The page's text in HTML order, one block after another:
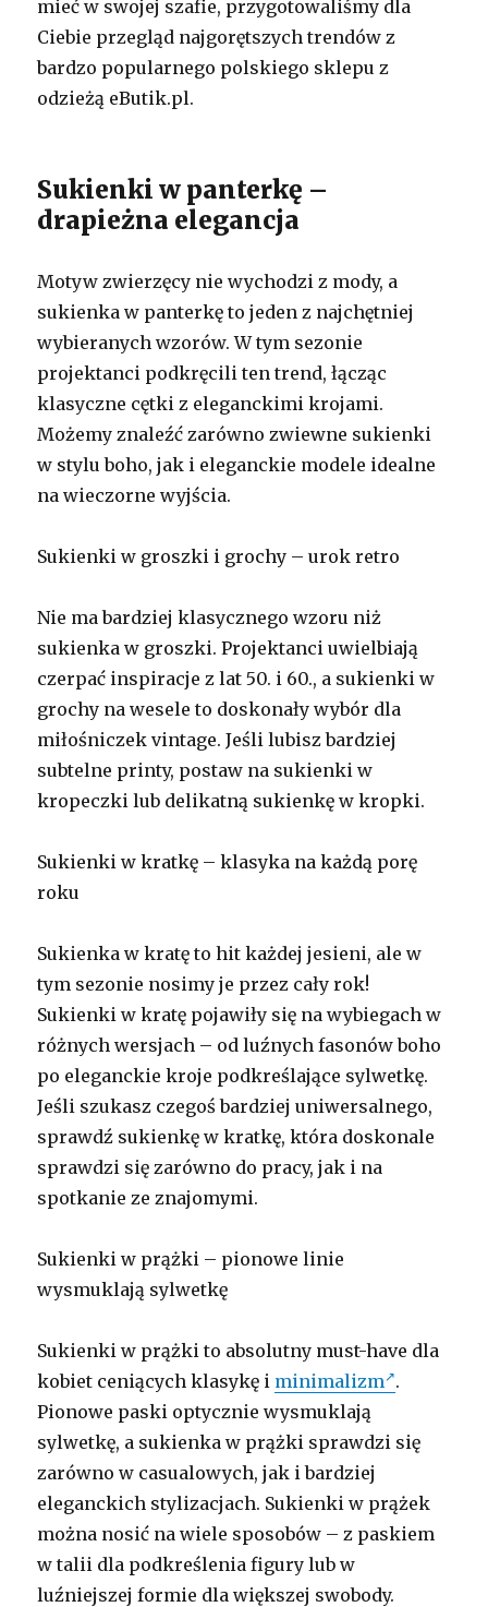
mieć w swojej szafie, przygotowaliśmy dla
Ciebie przegląd najgorętszych trendów z
bardzo popularnego polskiego sklepu z
odzieżą eButik.pl.
Sukienki w panterkę –
drapieżna elegancja
Motyw zwierzęcy nie wychodzi z mody, a
sukienka w panterkę to jeden z najchętniej
wybieranych wzorów. W tym sezonie
projektanci podkręcili ten trend, łącząc
klasyczne cętki z eleganckimi krojami.
Możemy znaleźć zarówno zwiewne sukienki
w stylu boho, jak i eleganckie modele idealne
na wieczorne wyjścia.
Sukienki w groszki i grochy – urok retro
Nie ma bardziej klasycznego wzoru niż
sukienka w groszki. Projektanci uwielbiają
czerpać inspiracje z lat 50. i 60., a sukienki w
grochy na wesele to doskonały wybór dla
miłośniczek vintage. Jeśli lubisz bardziej
subtelne printy, postaw na sukienki w
kropeczki lub delikatną sukienkę w kropki.
Sukienki w kratkę – klasyka na każdą porę
roku
Sukienka w kratę to hit każdej jesieni, ale w
tym sezonie nosimy je przez cały rok!
Sukienki w kratę pojawiły się na wybiegach w
różnych wersjach – od luźnych fasonów boho
po eleganckie kroje podkreślające sylwetkę.
Jeśli szukasz czegoś bardziej uniwersalnego,
sprawdź sukienkę w kratkę, która doskonale
sprawdzi się zarówno do pracy, jak i na
spotkanie ze znajomymi.
Sukienki w prążki – pionowe linie
wysmuklają sylwetkę
Sukienki w prążki to absolutny must-have dla
kobiet ceniących klasykę i minimalizm .
Pionowe paski optycznie wysmuklają
sylwetkę, a sukienka w prążki sprawdzi się
zarówno w casualowych, jak i bardziej
eleganckich stylizacjach. Sukienki w prążek
można nosić na wiele sposobów – z paskiem
w talii dla podkreślenia figury lub w
luźniejszej formie dla większej swobody.